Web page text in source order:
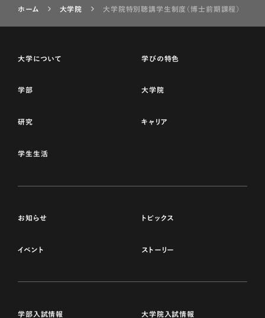
ホーム 大学院 大学院特別聴講学生制度（博士前期課程）
大学について 学びの特色
学部 大学院
研究 キャリア
学生生活
お知らせ トピックス
イベント ストーリー
学部入試情報 大学院入試情報